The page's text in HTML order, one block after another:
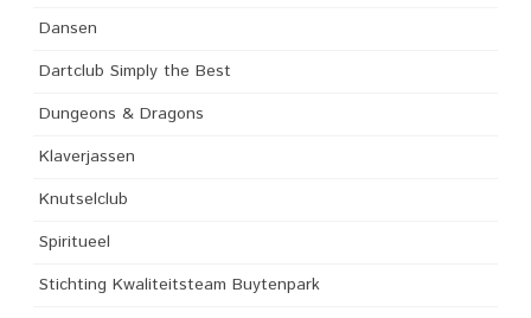
Dansen
Dartclub Simply the Best
Dungeons & Dragons
Klaverjassen
Knutselclub
Spiritueel
Stichting Kwaliteitsteam Buytenpark